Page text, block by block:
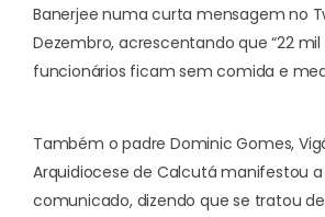
Banerjee numa curta mensagem no
Dezembro, acrescentando que “22
funcionários ficam sem comida e
Também o padre Dominic Gomes,
Arquidiocese de Calcutá manifestou
comunicado, dizendo que se tratou